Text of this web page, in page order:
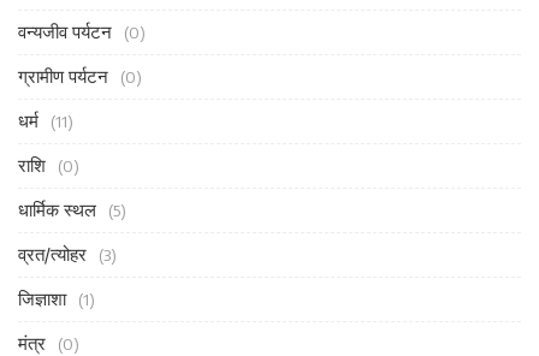
वन्यजीव पर्यटन (0)
ग्रामीण पर्यटन (0)
धर्म (11)
राशि (0)
धार्मिक स्थल (5)
व्रत/त्योहर (3)
जिज्ञाशा (1)
मंत्र (0)